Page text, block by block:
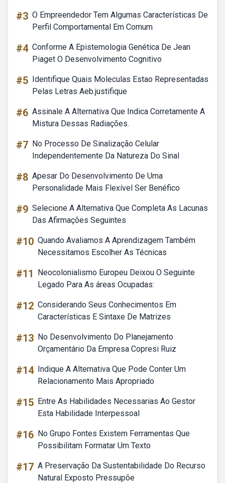
#3 O Empreendedor Tem Algumas Características De
Perfil Comportamental Em Comum
#4 Conforme A Epistemologia Genética De Jean
Piaget O Desenvolvimento Cognitivo
#5 Identifique Quais Moleculas Estao Representadas
Pelas Letras Aeb.justifique
#6 Assinale A Alternativa Que Indica Corretamente A
Mistura Dessas Radiações.
#7 No Processo De Sinalização Celular
Independentemente Da Natureza Do Sinal
#8 Apesar Do Desenvolvimento De Uma
Personalidade Mais Flexível Ser Benéfico
#9 Selecione A Alternativa Que Completa As Lacunas
Das Afirmações Seguintes
#10 Quando Avaliamos A Aprendizagem Também
Necessitamos Escolher As Técnicas
#11
Neocolonialismo Europeu Deixou O Seguinte
Legado Para As áreas Ocupadas:
#12 Considerando Seus Conhecimentos Em
Características E Sintaxe De Matrizes
#13 No Desenvolvimento Do Planejamento
Orçamentário Da Empresa Copresi Ruiz
#14 Indique A Alternativa Que Pode Conter Um
Relacionamento Mais Apropriado
#15 Entre As Habilidades Necessarias Ao Gestor
Esta Habilidade Interpessoal
#16 No Grupo Fontes Existem Ferramentas Que
Possibilitam Formatar Um Texto
#17 A Preservação Da Sustentabilidade Do Recurso
Natural Exposto Pressupõe